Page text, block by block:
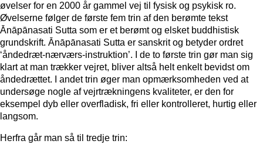
øvelser for en 2000 år gammel vej til fysisk og psykisk ro.
Øvelserne følger de første fem trin af den berømte tekst
Ānāpānasati Sutta som er et berømt og elsket buddhistisk
grundskrift. Ānāpānasati Sutta er sanskrit og betyder ordret
‘åndedræt-nærværs-instruktion’. I de to første trin gør man sig
klart at man trækker vejret, bliver altså helt enkelt bevidst om
åndedrættet. I andet trin øger man opmærksomheden ved at
undersøge nogle af vejrtrækningens kvaliteter, er den for
eksempel dyb eller overfladisk, fri eller kontrolleret, hurtig eller
langsom.
Herfra går man så til tredje trin: